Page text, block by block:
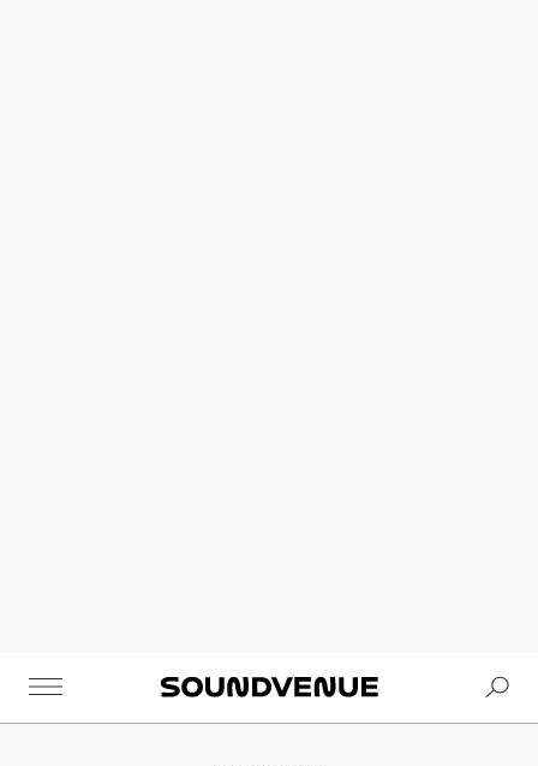
Soundvenue